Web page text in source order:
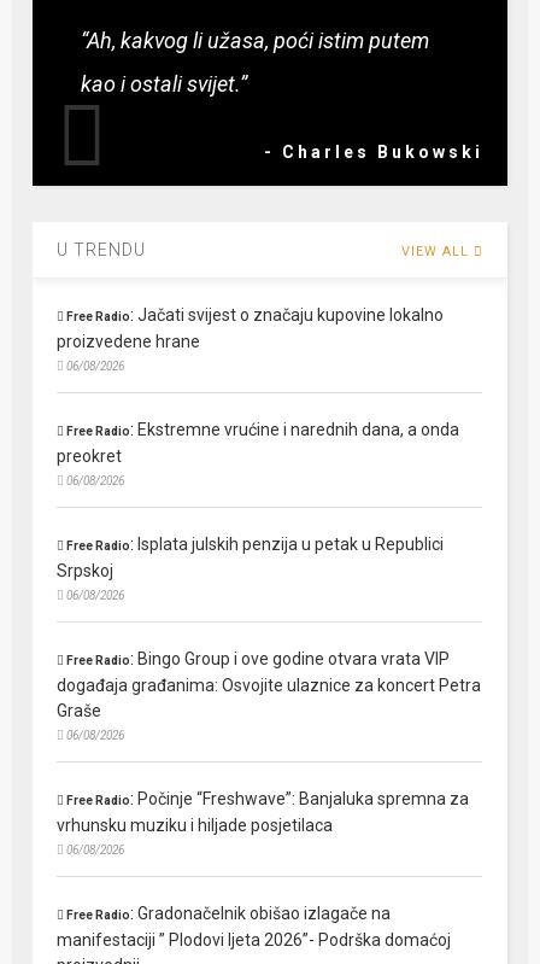
“Ah, kakvog li užasa, poći istim putem
kao i ostali svijet.”
- Charles Bukowski
U TRENDU VIEW ALL
Free Radio:Jačati svijest o značaju kupovine lokalno
proizvedene hrane
06/08/2026
Free Radio: Ekstremne vrućine i narednih dana, a onda
preokret
06/08/2026
Free Radio: Isplata julskih penzija u petak u Republici
Srpskoj
06/08/2026
Free Radio: Bingo Group i ove godine otvara vrata VIP
događaja građanima: Osvojite ulaznice za koncert Petra
Graše
06/08/2026
Free Radio: Počinje “Freshwave”: Banjaluka spremna za
vrhunsku muziku i hiljade posjetilaca
06/08/2026
Free Radio:Gradonačelnik obišao izlagače na
manifestaciji ” Plodovi ljeta 2026”- Podrška domaćoj